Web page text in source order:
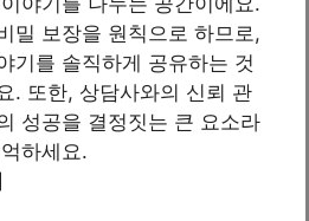
밀 보장을 원칙으로 하므로,
기를 솔직하게 공유하는 것
. 또한, 상담사와의 신뢰 관
성공을 결정짓는 큰 요소라
하세요.